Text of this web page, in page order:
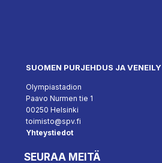
SUOMEN PURJEHDUS JA VENEILY
Olympiastadion
Paavo Nurmen tie 1
00250 Helsinki
toimisto@spv.fi
Yhteystiedot
SEURAA MEITÄ